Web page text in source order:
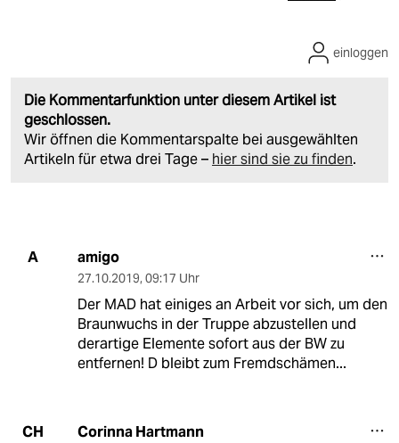
Die Kommentarfunktion unter diesem Artikel ist
geschlossen.
Wir öffnen die Kommentarspalte bei ausgewählten
Artikeln für etwa drei Tage – hier sind sie zu finden.
einloggen
A amigo
27.10.2019, 09:17 Uhr
Der MAD hat einiges an Arbeit vor sich, um den
Braunwuchs in der Truppe abzustellen und
derartige Elemente sofort aus der BW zu
entfernen! D bleibt zum Fremdschämen...
CH Corinna Hartmann